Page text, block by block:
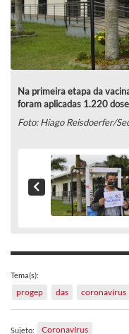
Na primeira etapa da
foram aplicadas 1.220
Foto: Hiago Reisdoerfer/
Tema(s):
progep das coronavírus
Sujeto: Coronavírus